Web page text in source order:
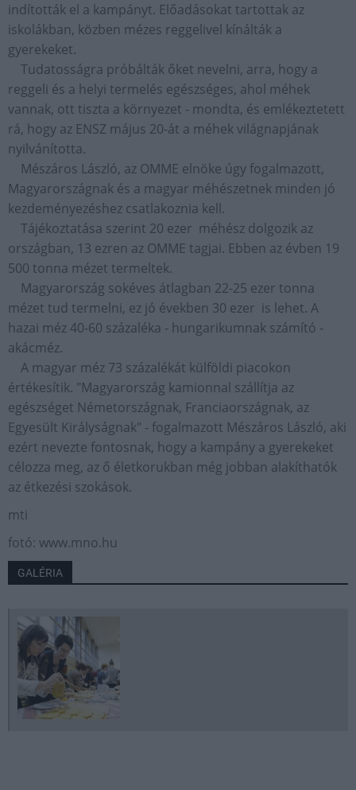
indították el a kampányt. Előadásokat tartottak az
iskolákban, közben mézes reggelivel kínálták a
gyerekeket.
Tudatosságra próbálták őket nevelni, arra, hogy a
reggeli és a helyi termelés egészséges, ahol méhek
vannak, ott tiszta a környezet - mondta, és emlékeztetett
rá, hogy az ENSZ május 20-át a méhek világnapjának
nyilvánította.
Mészáros László, az OMME elnöke úgy fogalmazott,
Magyarországnak és a magyar méhészetnek minden jó
kezdeményezéshez csatlakoznia kell.
Tájékoztatása szerint 20 ezer méhész dolgozik az
országban, 13 ezren az OMME tagjai. Ebben az évben 19
500 tonna mézet termeltek.
Magyarország sokéves átlagban 22-25 ezer tonna
mézet tud termelni, ez jó években 30 ezer is lehet. A
hazai méz 40-60 százaléka - hungarikumnak számító -
akácméz.
A magyar méz 73 százalékát külföldi piacokon
értékesítik. "Magyarország kamionnal szállítja az
egészséget Németországnak, Franciaországnak, az
Egyesült Királyságnak" - fogalmazott Mészáros László, aki
ezért nevezte fontosnak, hogy a kampány a gyerekeket
célozza meg, az ő életkorukban még jobban alakíthatók
az étkezési szokások.
mti
fotó: www.mno.hu
GALÉRIA